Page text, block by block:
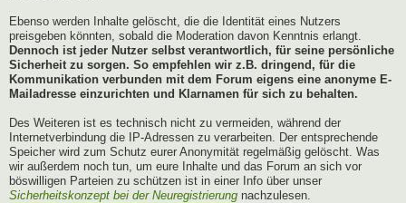
Ebenso werden Inhalte gelöscht, die die Identität eines Nutzers
preisgeben könnten, sobald die Moderation davon Kenntnis erlangt.
Dennoch ist jeder Nutzer selbst verantwortlich, für seine persönliche
Sicherheit zu sorgen. So empfehlen wir z.B. dringend, für die
Kommunikation verbunden mit dem Forum eigens eine anonyme E-
Mailadresse einzurichten und Klarnamen für sich zu behalten.
Des Weiteren ist es technisch nicht zu vermeiden, während der
Internetverbindung die IP-Adressen zu verarbeiten. Der entsprechende
Speicher wird zum Schutz eurer Anonymität regelmäßig gelöscht. Was
wir außerdem noch tun, um eure Inhalte und das Forum an sich vor
böswilligen Parteien zu schützen ist in einer Info über unser
Sicherheitskonzept bei der Neuregistrierung nachzulesen.